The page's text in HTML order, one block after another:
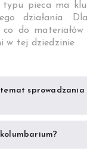
typu pieca ma
działania.
co do
w tej dziedzinie.
sprowadzania